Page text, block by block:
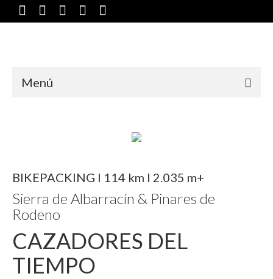
Menú
BIKEPACKING I 114 km I 2.035 m+
Sierra de Albarracín & Pinares de
Rodeno
CAZADORES DEL
TIEMPO